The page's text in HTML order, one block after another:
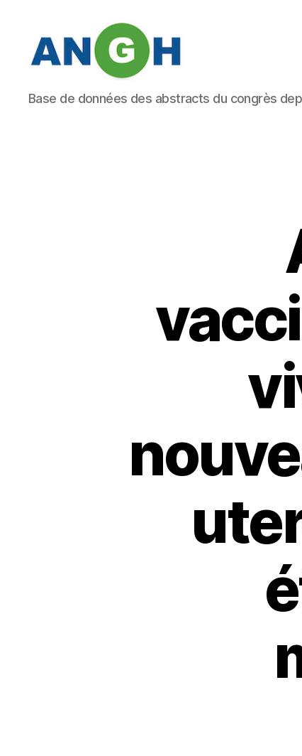
Abstracts
des
Base de données des abstracts du congrès